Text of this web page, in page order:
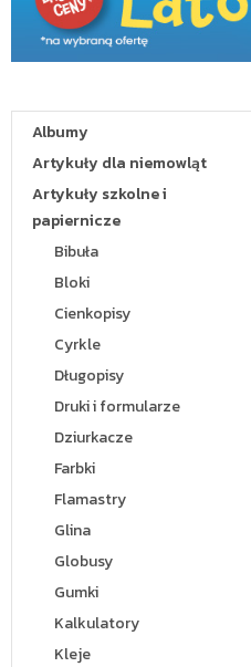
Albumy
Artykuły dla niemowląt
Artykuły szkolne i
papiernicze
Bibuła
Bloki
Cienkopisy
Cyrkle
Długopisy
Druki i formularze
Dziurkacze
Farbki
Flamastry
Glina
Globusy
Gumki
Kalkulatory
Kleje